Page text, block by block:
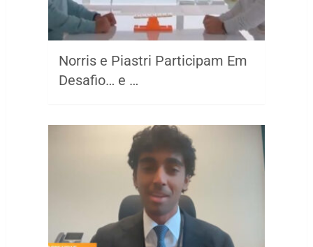
Norris e Piastri Participam Em
Desafio… e …